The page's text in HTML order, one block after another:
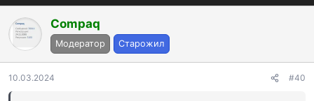
а
к
ц
и
и
:
Compaq
Модератор Старожил
10.03.2024 #40